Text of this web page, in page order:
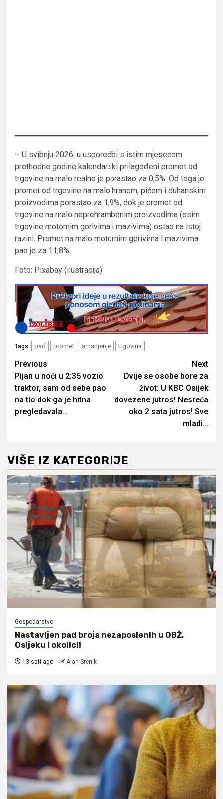
– U svibnju 2026. u usporedbi s istim mjesecom
prethodne godine kalendarski prilagođeni promet od
trgovine na malo realno je porastao za 0,5%. Od toga je
promet od trgovine na malo hranom, pićem i duhanskim
proizvodima porastao za 1,9%, dok je promet od
trgovine na malo neprehrambenim proizvodima (osim
trgovine motornim gorivima i mazivima) ostao na istoj
razini. Promet na malo motornim gorivima i mazivima
pao je za 11,8%.
Foto: Pixabay (ilustracija)
Tags: pad promet smanjenje trgovina
Post
navigation
Previous
Pijan u noći u 2:35 vozio
traktor, sam od sebe pao
na tlo dok ga je hitna
pregledavala…
Next
Dvije se osobe bore za
život: U KBC Osijek
dovezene jutros! Nesreća
oko 2 sata jutros! Sve
mladi…
VIŠE IZ KATEGORIJE
Gospodarstvo
Nastavljen pad broja nezaposlenih u OBŽ,
Osijeku i okolici!
13 sati ago Alan Srčnik